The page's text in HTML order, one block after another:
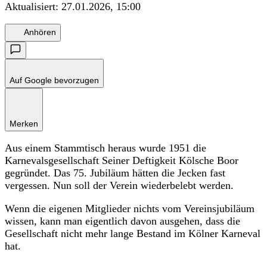
Aktualisiert: 27.01.2026, 15:00
Anhören
Auf Google bevorzugen
Merken
Aus einem Stammtisch heraus wurde 1951 die
Karnevalsgesellschaft Seiner Deftigkeit Kölsche Boor
gegründet. Das 75. Jubiläum hätten die Jecken fast
vergessen. Nun soll der Verein wiederbelebt werden.
Wenn die eigenen Mitglieder nichts vom Vereinsjubiläum
wissen, kann man eigentlich davon ausgehen, dass die
Gesellschaft nicht mehr lange Bestand im Kölner Karneval
hat.